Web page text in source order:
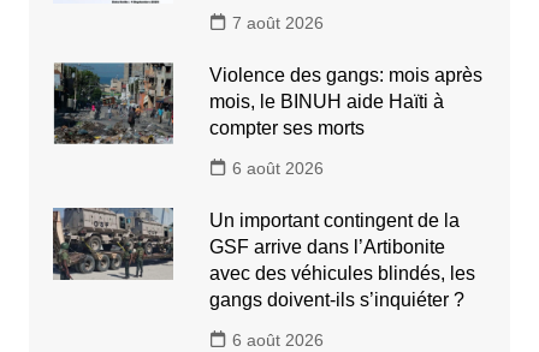
7 août 2026
Violence des gangs: mois après
mois, le BINUH aide Haïti à
compter ses morts
6 août 2026
Un important contingent de la
GSF arrive dans l’Artibonite
avec des véhicules blindés, les
gangs doivent-ils s’inquiéter ?
6 août 2026